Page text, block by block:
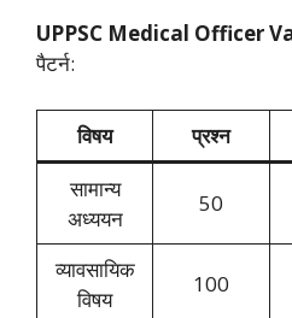
UPPSC Medical Officer
पैटर्न:
विषय प्रश्न
सामान्य
अध्ययन
50
व्यावसायिक
विषय
100